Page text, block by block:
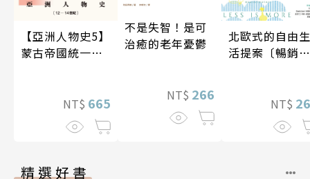
【亞洲人物史5】
蒙古帝國統一歐
NT$ 665
不是失智！是可
治癒的老年憂鬱
NT$ 266
北歐式的自由生
活提案〔暢銷新
NT$
精選好書